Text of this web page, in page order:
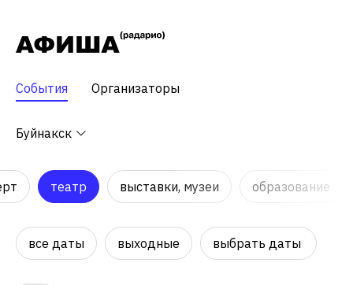
События Организаторы
Буйнакск
театр выставки, музеи образование
все даты выходные выбрать даты